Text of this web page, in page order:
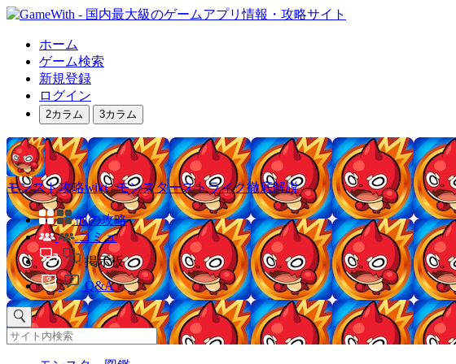
ホーム
ゲーム検索
新規登録
ログイン
2カラム 3カラム
モンスト攻略wiki | モンスターストライク徹底解説
他の攻略
コミュ
掲示板
Q&A